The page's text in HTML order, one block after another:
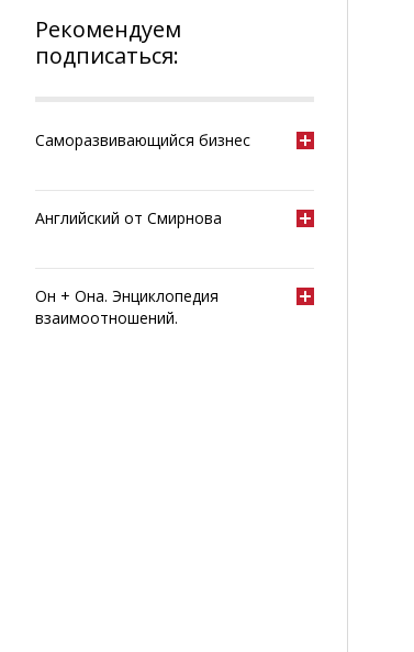
Рекомендуем
подписаться:
Саморазвивающийся бизнес
Английский от Смирнова
Он + Она. Энциклопедия
взаимоотношений.